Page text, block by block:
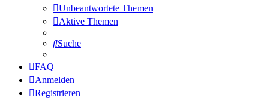
Unbeantwortete Themen
Aktive Themen
Suche
FAQ
Anmelden
Registrieren